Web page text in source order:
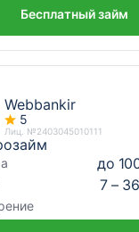
Бесплатный займ
Webbankir
5
Лиц. №2403045010111
до
7 –